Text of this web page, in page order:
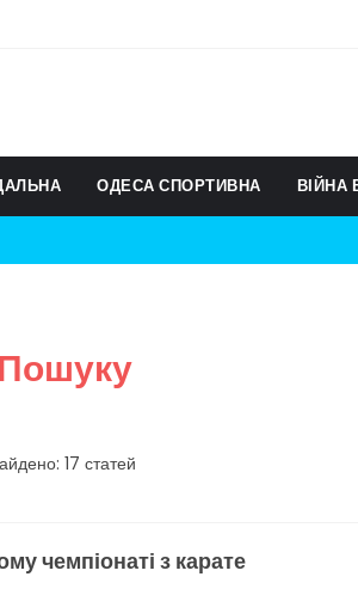
ОДЕСА СПОРТИВНА ВІЙНА
17 статей
чемпіонаті з карате